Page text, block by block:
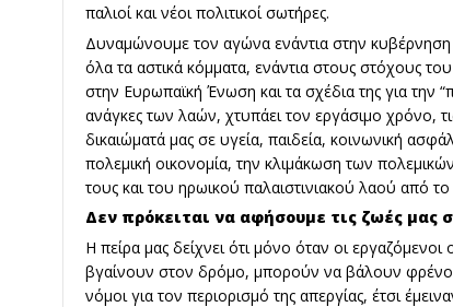
παλιοί και νέοι πολιτικοί σωτήρες.
Δυναμώνουμε τον αγώνα ενάντια στην
όλα τα αστικά κόμματα, ενάντια στους στόχους
στην Ευρωπαϊκή Ένωση και τα σχέδια της για την
ανάγκες των λαών, χτυπάει τον εργάσιμο χρόνο,
δικαιώματά μας σε υγεία, παιδεία, κοινωνική
πολεμική οικονομία, την κλιμάκωση των
τους και του ηρωικού παλαιστινιακού λαού από
Δεν πρόκειται να αφήσουμε τις ζωές μας
Η πείρα μας δείχνει ότι μόνο όταν οι
βγαίνουν στον δρόμο, μπορούν να βάλουν
νόμοι για τον περιορισμό της απεργίας, έτσι